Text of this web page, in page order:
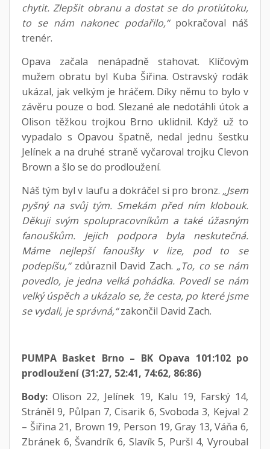
chytit. Zlepšit obranu a dostat se do protiútoku,
to se nám nakonec podařilo,“pokračoval náš
trenér.
Opava začala nenápadně stahovat. Klíčovým
mužem obratu byl Kuba Šiřina. Ostravský rodák
ukázal, jak velkým je hráčem. Díky němu to bylo v
závěru pouze o bod. Slezané ale nedotáhli útok a
Olison těžkou trojkou Brno uklidnil. Když už to
vypadalo s Opavou špatně, nedal jednu šestku
Jelínek a na druhé straně vyčaroval trojku Clevon
Brown a šlo se do prodloužení.
Náš tým byl v laufu a dokráčel si pro bronz. „Jsem
pyšný na svůj tým. Smekám před ním klobouk.
Děkuji svým spolupracovníkům a také úžasným
fanouškům. Jejich podpora byla neskutečná.
Máme nejlepší fanoušky v lize, pod to se
podepíšu,“zdůraznil David Zach. „To, co se nám
povedlo, je jedna velká pohádka. Povedl se nám
velký úspěch a ukázalo se, že cesta, po které jsme
se vydali, je správná,“zakončil David Zach.
PUMPA Basket Brno – BK Opava 101:102 po
prodloužení (31:27, 52:41, 74:62, 86:86)
Body:Olison 22, Jelínek 19, Kalu 19, Farský 14,
Stráněl 9, Půlpan 7, Cisarik 6, Svoboda 3, Kejval 2
– Šiřina 21, Brown 19, Person 19, Gray 13, Váňa 6,
Zbránek 6, Švandrík 6, Slavík 5, Puršl 4, Vyroubal